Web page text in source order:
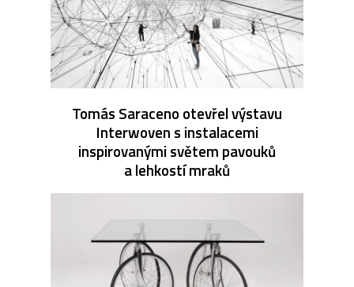
Tomás Saraceno otevřel výstavu
Interwoven s instalacemi
inspirovanými světem pavouků
a lehkostí mraků